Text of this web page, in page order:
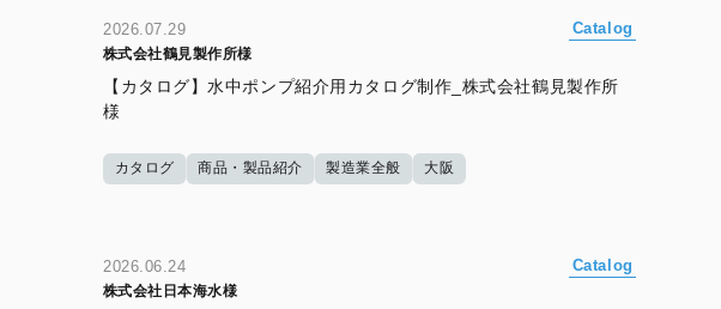
2026.07.29 Catalog
株式会社鶴見製作所様
【カタログ】水中ポンプ紹介用カタログ制作_株式会社鶴見製作所
様
カタログ 商品・製品紹介 製造業全般 大阪
2026.06.24 Catalog
株式会社日本海水様